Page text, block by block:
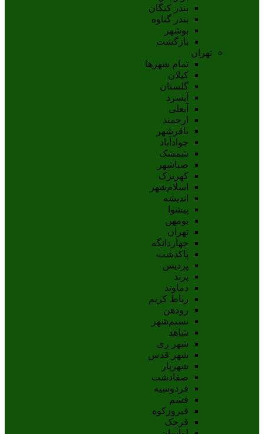
بندر کنگان
بندر گناوه
بوشهر
بازگشت
تهران
تمام شهر‌ها
کیلان
گلستان
آبسرد
آبعلی
ارجمند
باقرشهر
جوادآباد
شمشک
صباشهر
کهریزک
اسلام‌شهر
اندیشه
پيشوا
بومهن
تهران
چهاردانگه
پاکدشت
پردیس
پرند
دماوند
رباط کریم
رودهن
نسيم‌شهر
شاهد
شهر ری
شهر قدس
شهریار
صفادشت
فردوسیه
فشم
فیروزکوه
قرچک